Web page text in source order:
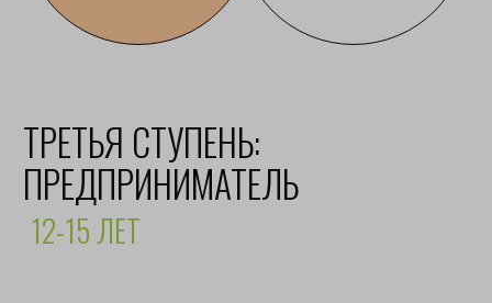
ЗЕМЛЯ
Проект нашей усадьбы Валуйки:
загородный Монтессори-кампус для
детей и подростков.
Здесь дети превращают школьную
теорию в практику, чтобы осознать, как